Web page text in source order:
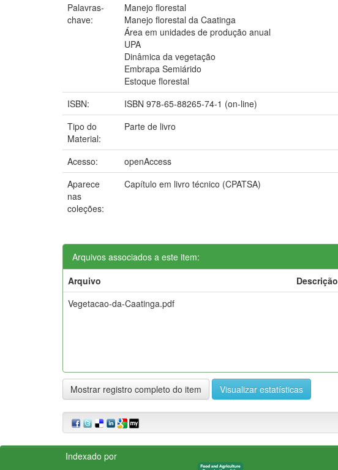
Palavras-
chave:
Manejo florestal
Manejo florestal da Caatinga
Área em unidades de produção anual
UPA
Dinâmica da vegetação
Embrapa Semiárido
Estoque florestal
ISBN:
ISBN 978-65-88265-74-1 (on-line)
Tipo do
Material:
Parte de livro
Acesso:
openAccess
Aparece
nas
coleções:
Capítulo em livro técnico (CPATSA)
Arquivos associados a este item:
Arquivo
Descrição
Vegetacao-da-Caatinga.pdf
Mostrar registro completo do item Visualizar estatísticas
Indexado por